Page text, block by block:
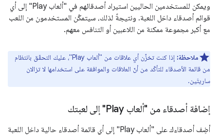
ويمكن للمستخدمين الحاليين استيراد أصدقائهم في "ألعاب Play" إلى أي
قوائم أصدقاء داخل اللعبة. ونتيجةً لذلك، سيتمكّن المستخدمون من اللعب
مع أكبر مجموعة ممكنة من اللاعبين أو التنافس معهم.
ملاحظة:
إذا كنت تخزِّن أي علاقات من "ألعاب Play"، عليك التحقّق بانتظام
من قائمة الأصدقاء للتأكّد من أنّ العلاقات والموافقة على استخدامها لا تزالان
ساريتَين.
إضافة أصدقاء من "ألعاب Play" إلى لعبتك
أضِف أصدقاءك على "ألعاب Play" إلى أي قائمة أصدقاء حالية داخل اللعبة